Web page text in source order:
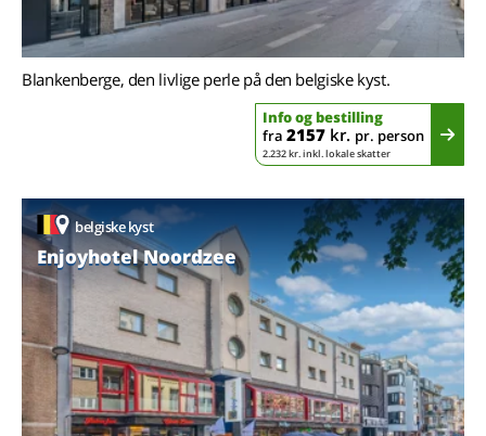
Blankenberge, den livlige perle på den belgiske kyst.
Info og bestilling
fra 2157 kr. pr. person
2.232 kr. inkl. lokale skatter
belgiske kyst
Enjoyhotel Noordzee